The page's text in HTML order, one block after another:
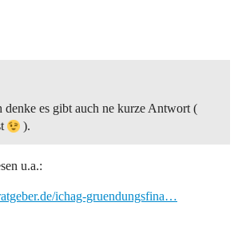
denke es gibt auch ne kurze Antwort (
).
u.a.:
ichag-gruendungsfina…